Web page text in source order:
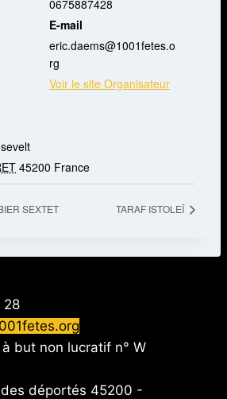
45200 France
0675887428
E-mail
eric.daems@1001fetes.o
rg
Voir le site Organisateur
SEXTET TARAF ISTOLEÏ
28
but non lucratif n° W
des déportés 45200 -